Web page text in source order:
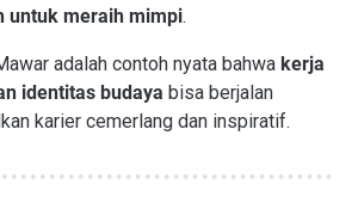
untuk meraih mimpi.
adalah contoh nyata bahwa kerja
identitas budaya bisa berjalan
karier cemerlang dan inspiratif.